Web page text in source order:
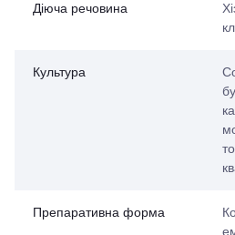
Діюча речовина
Культура
Препаративна форма